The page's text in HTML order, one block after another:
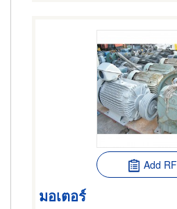
Add
มอเตอร์